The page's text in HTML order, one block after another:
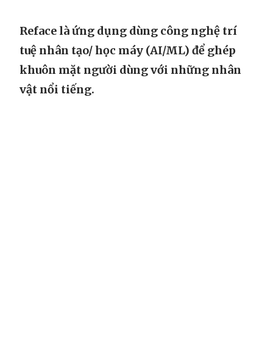
Reface là ứng dụng dùng công nghệ trí
tuệ nhân tạo/ học máy (AI/ML) để ghép
khuôn mặt người dùng với những nhân
vật nổi tiếng.